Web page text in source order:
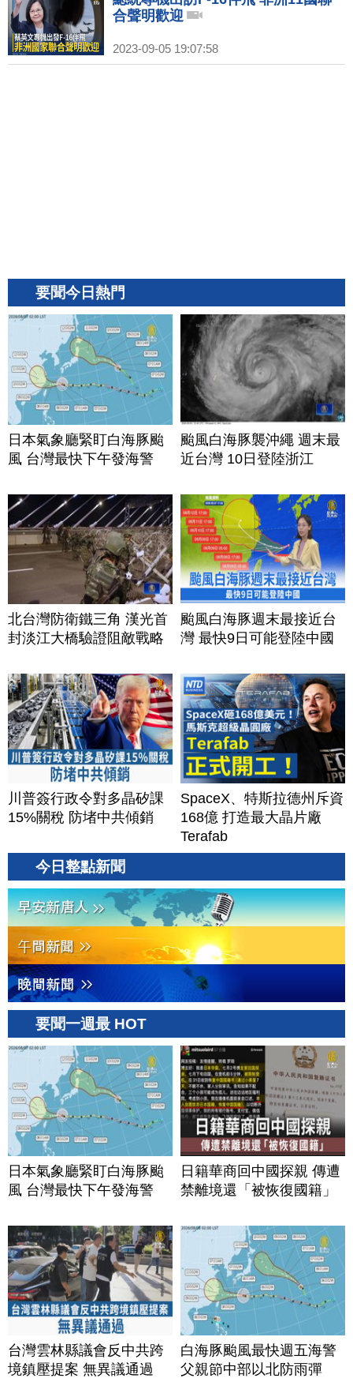
合聲明歡迎
2023-09-05 19:07:58
要聞今日熱門
日本氣象廳緊盯白海豚颱
風 台灣最快下午發海警
颱風白海豚襲沖繩 週末最
近台灣 10日登陸浙江
北台灣防衛鐵三角 漢光首
封淡江大橋驗證阻敵戰略
颱風白海豚週末最接近台
灣 最快9日可能登陸中國
川普簽行政令對多晶矽課
15%關稅 防堵中共傾銷
SpaceX、特斯拉德州斥資
168億 打造最大晶片廠
Terafab
今日整點新聞
要聞一週最 HOT
日本氣象廳緊盯白海豚颱
風 台灣最快下午發海警
日籍華商回中國探親 傳遭
禁離境還「被恢復國籍」
台灣雲林縣議會反中共跨
境鎮壓提案 無異議通過
白海豚颱風最快週五海警
父親節中部以北防雨彈